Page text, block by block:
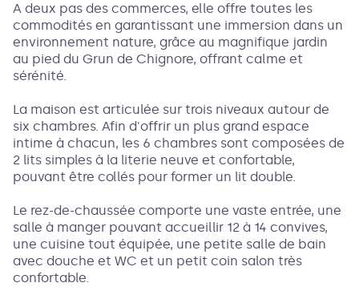
A deux pas des commerces, elle offre toutes les
commodités en garantissant une immersion dans un
environnement nature, grâce au magnifique jardin
au pied du Grun de Chignore, offrant calme et
sérénité.
La maison est articulée sur trois niveaux autour de
six chambres. Afin d'offrir un plus grand espace
intime à chacun, les 6 chambres sont composées de
2 lits simples à la literie neuve et confortable,
pouvant être collés pour former un lit double.
Le rez-de-chaussée comporte une vaste entrée, une
salle à manger pouvant accueillir 12 à 14 convives,
une cuisine tout équipée, une petite salle de bain
avec douche et WC et un petit coin salon très
confortable.